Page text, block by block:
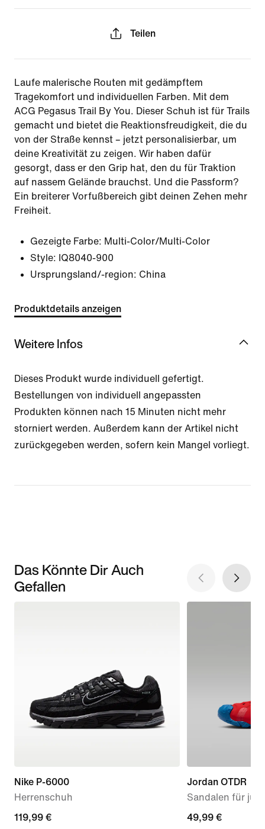
Teilen
Laufe malerische Routen mit gedämpftem
Tragekomfort und individuellen Farben. Mit dem
ACG Pegasus Trail By You. Dieser Schuh ist für Trails
gemacht und bietet die Reaktionsfreudigkeit, die du
von der Straße kennst – jetzt personalisierbar, um
deine Kreativität zu zeigen. Wir haben dafür
gesorgt, dass er den Grip hat, den du für Traktion
auf nassem Gelände brauchst. Und die Passform?
Ein breiterer Vorfußbereich gibt deinen Zehen mehr
Freiheit.
Gezeigte Farbe: Multi-Color/Multi-Color
Style: IQ8040-900
Ursprungsland/-region: China
Produktdetails anzeigen
Weitere Infos
Dieses Produkt wurde individuell gefertigt.
Bestellungen von individuell angepassten
Produkten können nach 15 Minuten nicht mehr
storniert werden. Außerdem kann der Artikel nicht
zurückgegeben werden, sofern kein Mangel vorliegt.
Das Könnte Dir Auch
Gefallen
Nike P-6000
Herrenschuh
119,99 €
119,99 €
Jordan OTDR
Sandalen für
49,99 €
49,99 €